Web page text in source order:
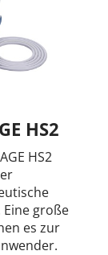
HS2
HS2
große
es zur